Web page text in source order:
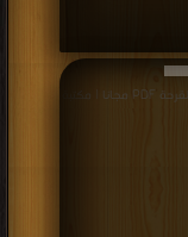
قراءة و تحميل كتاب كتاب كتب طبيب العائلة عسر الهضم والقرحة PDF مجانا | مكتبة